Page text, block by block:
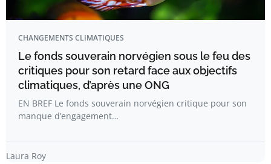
CHANGEMENTS CLIMATIQUES
Le fonds souverain norvégien sous le feu des
critiques pour son retard face aux objectifs
climatiques, d’après une ONG
EN BREF Le fonds souverain norvégien critique pour son
manque d’engagement…
Laura Roy